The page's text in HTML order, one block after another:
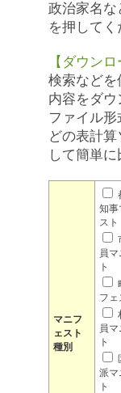
政治家名な
を押してく
【ダウンロ
検索などを
内容をダウ
ファイル
どの表計
して簡単に
マニフ
ェスト
種別
知事
スト
員
ト
フェ
員
ト
派マ
ト